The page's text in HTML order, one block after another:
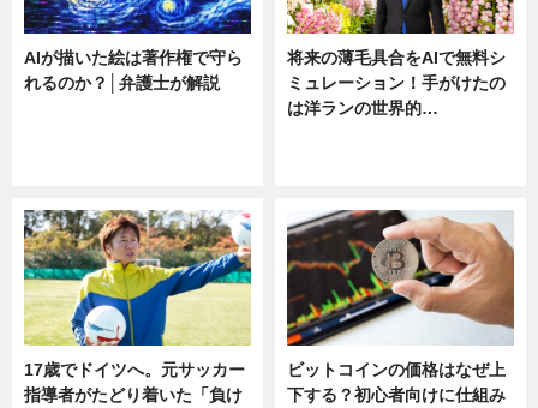
AIが描いた絵は著作権で守ら
れるのか？│弁護士が解説
将来の薄毛具合をAIで無料シ
ミュレーション！手がけたの
は洋ランの世界的…
17歳でドイツへ。元サッカー
指導者がたどり着いた「負け
ビットコインの価格はなぜ上
下する？初心者向けに仕組み